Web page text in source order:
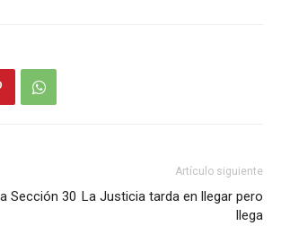
Sección 30
Artículo siguiente
La Justicia tarda en llegar pero
llega